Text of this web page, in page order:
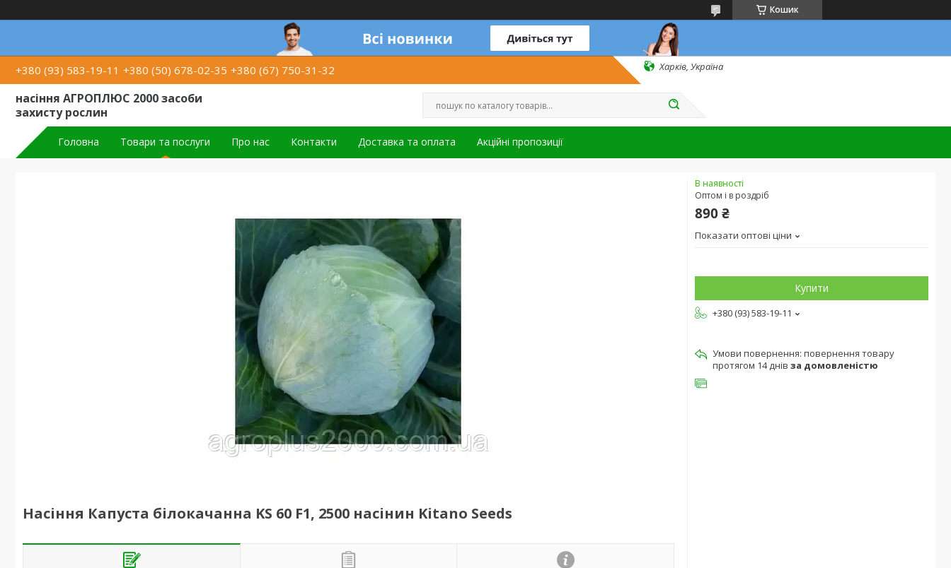
Кошик
+380 (93) 583-19-11 +380 (50) 678-02-35 +380 (67) 750-31-32 Харків, Україна
насіння АГРОПЛЮС 2000 засоби
захисту рослин
Головна Товари та послуги Про нас Контакти Доставка та оплата Акційні пропозиції
Насіння Капуста білокачанна KS 60 F1, 2500 насінин Kitano Seeds
В наявності
Оптом і в роздріб
890 ₴
Показати оптові ціни
Купити
+380 (93) 583-19-11
повернення товару
протягом 14 днів за домовленістю